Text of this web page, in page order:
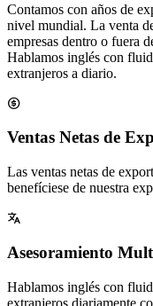
Contamos con años de
nivel mundial. La venta
empresas dentro o fuera
Hablamos inglés con
extranjeros a diario.
Ventas Netas de
Las ventas netas de
benefíciese de nuestra
Asesoramiento
Hablamos inglés con
extranjeros diariamente